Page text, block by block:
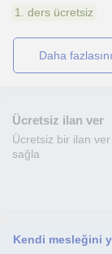
1. ders ücretsiz
daha
Ücretsiz ilan ver
Ücretsiz bir ilan
sağla